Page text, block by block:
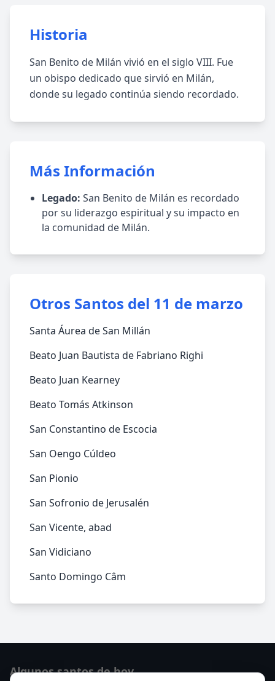
Historia
San Benito de Milán vivió en el siglo VIII. Fue
un obispo dedicado que sirvió en Milán,
donde su legado continúa siendo recordado.
Más Información
Legado: San Benito de Milán es recordado
por su liderazgo espiritual y su impacto en
la comunidad de Milán.
Otros Santos del 11 de marzo
Santa Áurea de San Millán
Beato Juan Bautista de Fabriano Righi
Beato Juan Kearney
Beato Tomás Atkinson
San Constantino de Escocia
San Oengo Cúldeo
San Pionio
San Sofronio de Jerusalén
San Vicente, abad
San Vidiciano
Santo Domingo Câm
Algunos santos de hoy